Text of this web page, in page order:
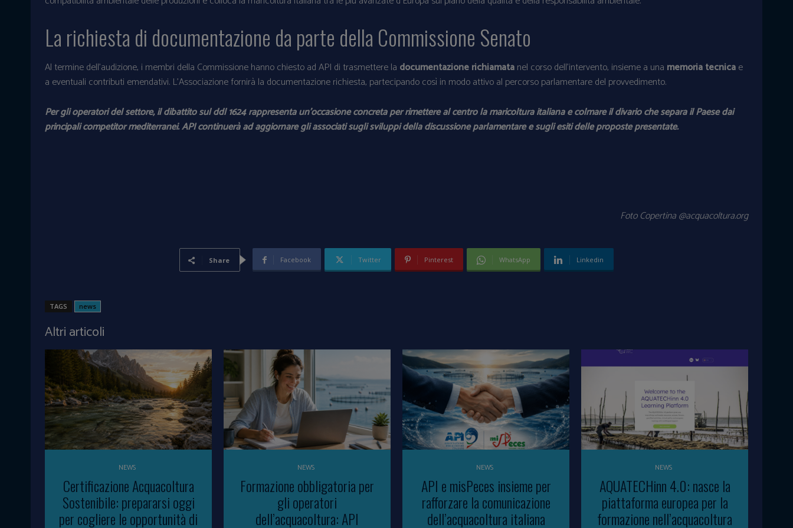
La richiesta di documentazione da parte della Commissione Senato
Al termine dell’audizione, i membri della Commissione hanno chiesto ad API di trasmettere la documentazione richiamatanel corso dell’intervento, insieme a una memoria tecnicae
a eventuali contributi emendativi. L’Associazione fornirà la documentazione richiesta, partecipando così in modo attivo al percorso parlamentare del provvedimento.
Per gli operatori del settore, il dibattito sul ddl 1624 rappresenta un’occasione concreta per rimettere al centro la maricoltura italiana e colmare il divario che separa il Paese dai
principali competitor mediterranei. API continuerà ad aggiornare gli associati sugli sviluppi della discussione parlamentare e sugli esiti delle proposte presentate.
Foto Copertina @acquacoltura.org
Share Facebook Twitter Pinterest WhatsApp Linkedin
TAGS news
Altri articoli
NEWS
Certificazione Acquacoltura
Sostenibile: prepararsi oggi
per cogliere le opportunità di
NEWS
Formazione obbligatoria per
gli operatori
dell’acquacoltura: API
NEWS
API e misPeces insieme per
rafforzare la comunicazione
dell’acquacoltura italiana
NEWS
AQUATECHinn 4.0: nasce la
piattaforma europea per la
formazione nell’acquacoltura